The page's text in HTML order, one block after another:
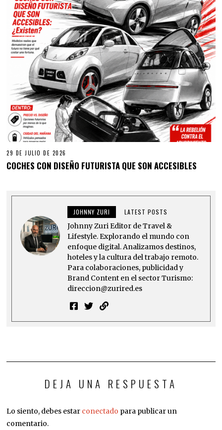
29 DE JULIO DE 2026
COCHES CON DISEÑO FUTURISTA QUE SON ACCESIBLES
JOHNNY ZURI LATEST POSTS
Johnny Zuri Editor de Travel &
Lifestyle. Explorando el mundo con
enfoque digital. Analizamos destinos,
hoteles y la cultura del trabajo remoto.
Para colaboraciones, publicidad y
Brand Content en el sector Turismo:
direccion@zurired.es
DEJA UNA RESPUESTA
Lo siento, debes estar conectado para publicar un
comentario.